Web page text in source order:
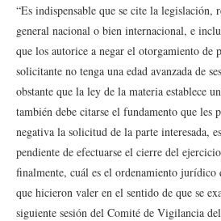
“Es indispensable que se cite la legislación,
general nacional o bien internacional, e
que los autorice a negar el otorgamiento de
solicitante no tenga una edad avanzada de
obstante que la ley de la materia establece
también debe citarse el fundamento que les
negativa la solicitud de la parte interesada,
pendiente de efectuarse el cierre del
finalmente, cuál es el ordenamiento jurídico
que hicieron valer en el sentido de que se
siguiente sesión del Comité de Vigilancia